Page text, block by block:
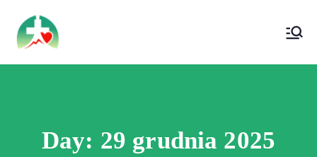
treści
Wojewódzki Szpital Specjalistyczny im.
Św. Rafała w Czerwonej Górze
Day: 29 grudnia 2025